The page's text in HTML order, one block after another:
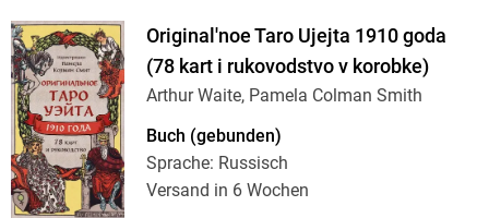
Original'noe Taro Ujejta 1910 goda
(78 kart i rukovodstvo v korobke)
Arthur Waite, Pamela Colman Smith
Buch (gebunden)
Sprache: Russisch
Versand in 6 Wochen